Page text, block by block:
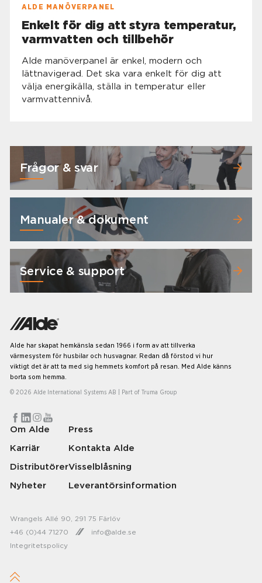
ALDE MANÖVERPANEL
Enkelt för dig att styra temperatur,
varmvatten och tillbehör
Alde manöverpanel är enkel, modern och
lättnavigerad. Det ska vara enkelt för dig att
välja energikälla, ställa in temperatur eller
varmvattennivå.
Frågor & svar
Manualer & dokument
Service & support
Alde har skapat hemkänsla sedan 1966 i form av att tillverka
värmesystem för husbilar och husvagnar. Redan då förstod vi hur
viktigt det är att ta med sig hemmets komfort på resan. Med Alde känns
borta som hemma.
© 2026 Alde International Systems AB | Part of Truma Group
Om Alde
Karriär
Distributörer
Nyheter
Press
Kontakta Alde
Visselblåsning
Leverantörsinformation
Integritetspolicy
Wrangels Allé 90, 291 75 Färlöv
+46 (0)44 71270
info@alde.se